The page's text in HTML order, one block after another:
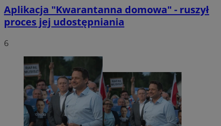
Aplikacja "Kwarantanna domowa" - ruszył
proces jej udostępniania
6